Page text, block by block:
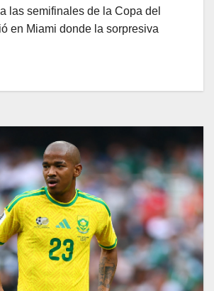
las semifinales de la Copa del
en Miami donde la sorpresiva